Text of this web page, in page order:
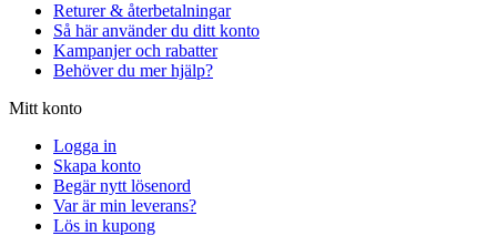
Returer & återbetalningar
Så här använder du ditt konto
Kampanjer och rabatter
Behöver du mer hjälp?
Mitt konto
Logga in
Skapa konto
Begär nytt lösenord
Var är min leverans?
Lös in kupong